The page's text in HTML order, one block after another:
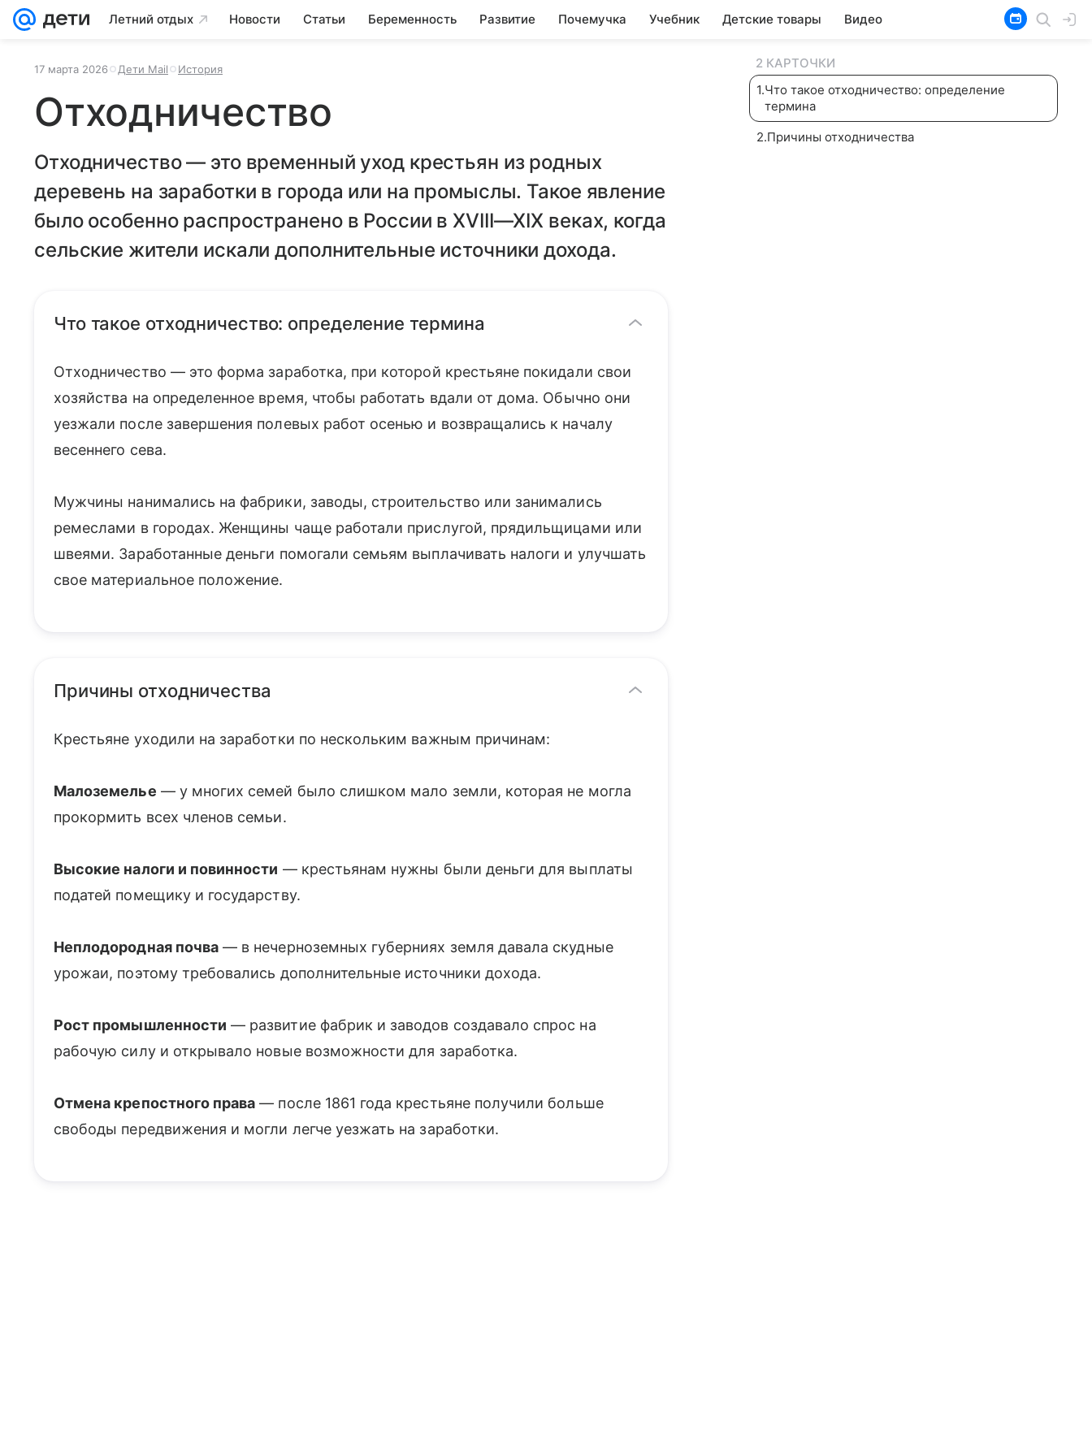
Летний отдых Новости Статьи Беременность Развитие Почемучка Учебник Детские товары Видео
17 марта 2026 Дети Mail История
Отходничество
Отходничество — это временный уход крестьян из родных
деревень на заработки в города или на промыслы. Такое явление
было особенно распространено в России в XVIII—XIX веках, когда
сельские жители искали дополнительные источники дохода.
Что такое отходничество: определение термина
Отходничество — это форма заработка, при которой крестьяне покидали свои
хозяйства на определенное время, чтобы работать вдали от дома. Обычно они
уезжали после завершения полевых работ осенью и возвращались к началу
весеннего сева.
Мужчины нанимались на фабрики, заводы, строительство или занимались
ремеслами в городах. Женщины чаще работали прислугой, прядильщицами или
швеями. Заработанные деньги помогали семьям выплачивать налоги и улучшать
свое материальное положение.
Причины отходничества
Крестьяне уходили на заработки по нескольким важным причинам:
Малоземелье — у многих семей было слишком мало земли, которая не могла
прокормить всех членов семьи.
Высокие налоги и повинности — крестьянам нужны были деньги для выплаты
податей помещику и государству.
Неплодородная почва — в нечерноземных губерниях земля давала скудные
урожаи, поэтому требовались дополнительные источники дохода.
Рост промышленности — развитие фабрик и заводов создавало спрос на
рабочую силу и открывало новые возможности для заработка.
Отмена крепостного права — после 1861 года крестьяне получили больше
свободы передвижения и могли легче уезжать на заработки.
2 КАРТОЧКИ
1.Что такое отходничество: определение
термина
2.Причины отходничества